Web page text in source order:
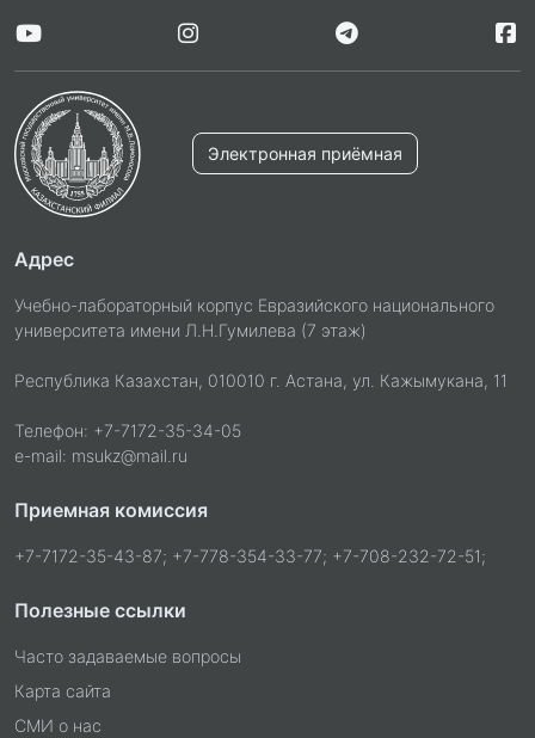
Электронная приёмная
Адрес
Учебно-лабораторный корпус Евразийского национального
университета имени Л.Н.Гумилева (7 этаж)
Республика Казахстан, 010010 г. Астана, ул. Кажымукана, 11
Телефон: +7-7172-35-34-05
e-mail: msukz@mail.ru
Приемная комиссия
+7-7172-35-43-87; +7-778-354-33-77; +7-708-232-72-51;
Полезные ссылки
Часто задаваемые вопросы
Карта сайта
СМИ о нас